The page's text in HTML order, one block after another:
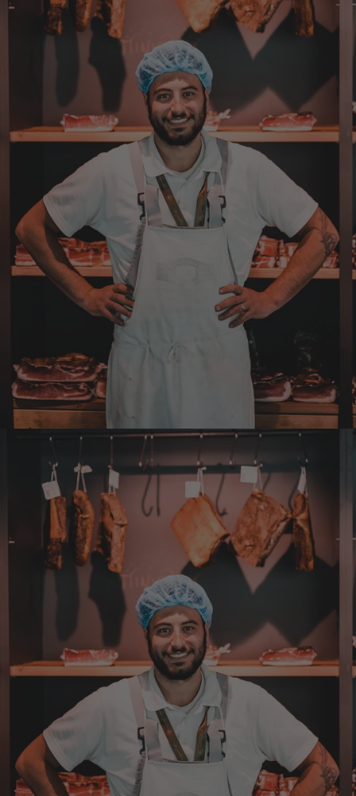
4.8.2026
Sven
Verifizierter Kunde
Die Qualität ist super und der Geschmack ist
wie in den Dolomieten.
4.8.2026
Hans Joerg
Verifizierter Kunde
Über die Produkte brauchen wir nicht zu
diskutieren, soweit schon probiert alles
Spitze. Der einzige Wermutstropfen ist die
Zustellung durch GLS. Dieses
Transportunternehmen ist das
unzuverlässigste das es gibt. Die liefern
Pakete die an Privatadressen gesandt
werden meistens zu Abholstationen. Es hat
mir Mühe gekostet das Paket wenigstens an
die Haustüre abgestellt zu bekommen. Bei
eventueller Wiederbestellung werde ich Sie
ersuchen , die Post in Anspruch zu nehmen.
Da wäre ich auch bereit die Transportkosten
zu tragen. Mit freundlichen Grüßen Jörg
Verifizierter Kunde
Hervorragende Qualität mit Geschmack
4.8.2026
Verifizierter Kunde
Erstklassige Ware Hervorragende Qualität
Sehr gutes Preis Leistungsverhältnis
Verifizierter Kunde
Sehr gute Ware , schnelle Zusendung. Ich bin
sehr zufrieden. Gern wieder!
4.8.2026